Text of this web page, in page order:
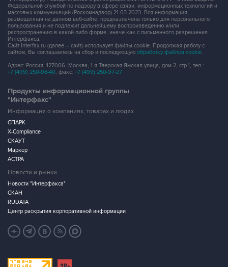
Федеральной службой по надзору в сфере связи, информационных технологий и
массовых коммуникаций (Роскомнадзор) 21.03.2023. Вся информация,
размещенная на данном веб-сайте, предназначена только для персонального
пользования и не подлежит дальнейшему воспроизведению и/или
распространению в какой-либо форме, иначе как с письменного разрешения
Интерфакса.
Сайт Interfax.ru (далее – сайт) использует файлы cookie. Продолжая работу с
сайтом, Вы соглашаетесь на сбор и последующую обработку файлов cookie.
Адрес: Россия, 127006, Москва, 1-я Тверская-Ямская улица, дом 2, стр.1, тел.:
+7 (499) 250-98-40, факс: +7 (499) 250-97-27
Продукты информационной группы
"Интерфакс"
Информация о компаниях, товарах и людях
СПАРК
X-Compliance
СКАУТ
Маркер
АСТРА
Новости и рынки
Новости "Интерфакса"
СКАН
RUDATA
Центр раскрытия корпоративной информации